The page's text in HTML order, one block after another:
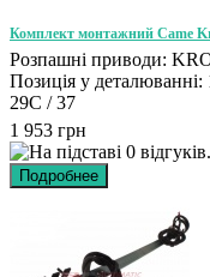
Комплект монтажний Came
Розпашні приводи:
Позиція у
29C / 37
1 953 грн